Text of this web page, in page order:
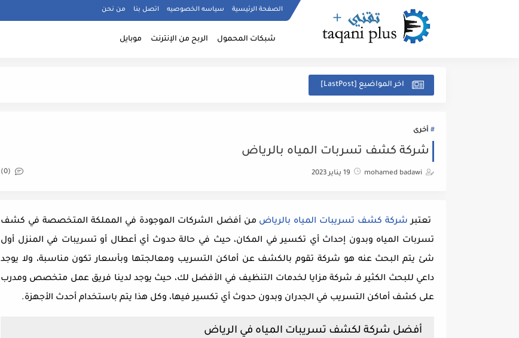
الصفحة الرئيسية سياسه الخصوصيه اتصل بنا من نحن
شبكات المحمول الربح من الإنترنت موبايل
اخر المواضيع [LastPost]
أخرى
شركة كشف تسربات المياه بالرياض
mohamed badawi 19 يناير 2023 (0)
تعتبر شركة كشف تسريبات المياه بالرياض من أفضل الشركات الموجودة في المملكة المتخصصة في كشف
تسربات المياه وبدون إحداث أي تكسير في المكان، حيث في حالة حدوث أي أعطال أو تسريبات في المنزل أول
شئ يتم البحث عنه هو شركة تقوم بالكشف عن أماكن التسريب ومعالجتها وبأسعار تكون مناسبة، ولا يوجد
داعي للبحث الكثير فـ شركة مزايا لخدمات التنظيف في الأفضل لك، حيث يوجد لدينا فريق عمل متخصص ومدرب
على كشف أماكن التسريب في الجدران وبدون حدوث أي تكسير فيها، وكل هذا يتم باستخدام أحدث الأجهزة.
أفضل شركة لكشف تسريبات المياه في الرياض